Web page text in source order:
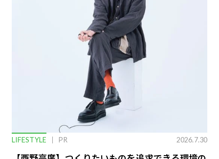
LIFESTYLE PR 2026.7.30